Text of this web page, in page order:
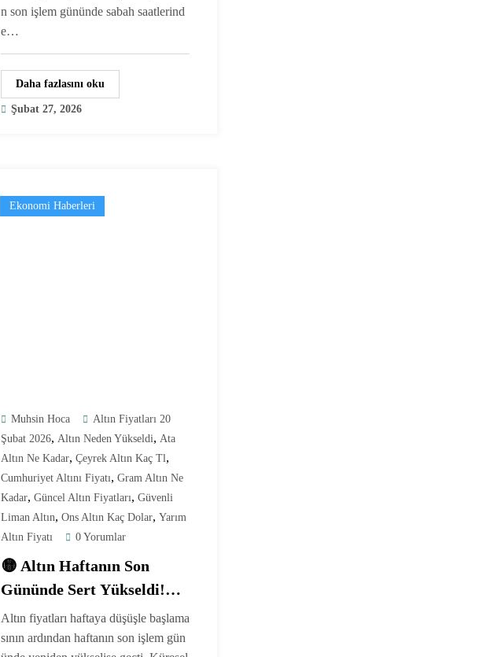
n son işlem gününde sabah saatlerind
e…
Daha fazlasını oku
Şubat 27, 2026
Ekonomi Haberleri
Muhsin Hoca
Altın Fiyatları 20
Şubat 2026, Altın Neden Yükseldi, Ata
Altın Ne Kadar, Çeyrek Altın Kaç Tl ,
Cumhuriyet Altını Fiyatı, Gram Altın Ne
Kadar, Güncel Altın Fiyatları, Güvenli
Liman Altın, Ons Altın Kaç Dolar, Yarım
Altın Fiyatı
0 Yorumlar
🟡 Altın Haftanın Son
Gününde Sert Yükseldi!
(20 Şubat 2026 Güncel
Fiyatlar)
Altın fiyatları haftaya düşüşle başlama
sının ardından haftanın son işlem gün